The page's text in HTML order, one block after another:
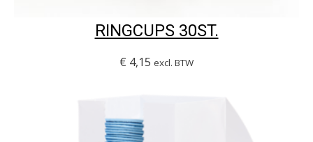
RINGCUPS 30ST.
€ 4,15 excl. BTW